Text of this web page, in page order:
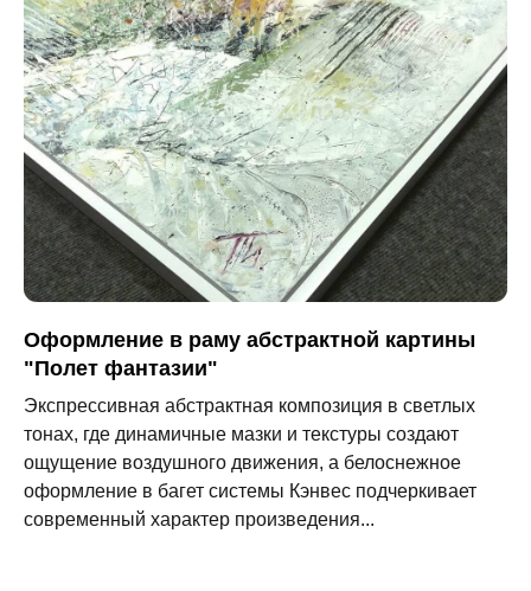
Оформление в раму абстрактной картины
"Полет фантазии"
Экспрессивная абстрактная композиция в светлых
тонах, где динамичные мазки и текстуры создают
ощущение воздушного движения, а белоснежное
оформление в багет системы Кэнвес подчеркивает
современный характер произведения...